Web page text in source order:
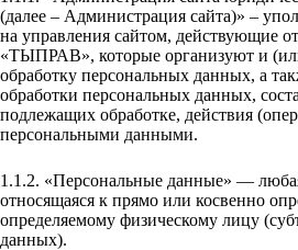
(далее – Администрация сайта)» –
на управления сайтом,
«ТЫПРАВ», которые организуют и
обработку персональных данных, а
обработки персональных данных,
подлежащих обработке, действия
персональными данными.
1.1.2. «Персональные данные» —
относящаяся к прямо или косвенно
определяемому физическому лицу
данных).